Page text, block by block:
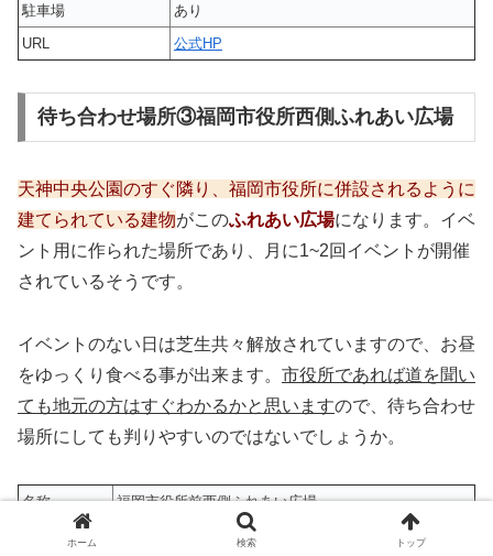
駐車場
あり
URL
公式HP
待ち合わせ場所③福岡市役所西側ふれあい広場
天神中央公園のすぐ隣り、福岡市役所に併設されるように
建てられている建物がこのふれあい広場になります。イベ
ント用に作られた場所であり、月に1~2回イベントが開催
されているそうです。
イベントのない日は芝生共々解放されていますので、お昼
をゆっくり食べる事が出来ます。 市役所であれば道を聞い
ても地元の方はすぐわかるかと思いますので、待ち合わせ
場所にしても判りやすいのではないでしょうか。
名称
福岡市役所前西側ふれあい広場
福岡県福岡市中央区天神１丁目８−１
ホーム 検索 トップ